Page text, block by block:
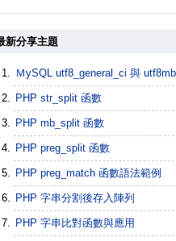
新分享主題
ＭySQL utf8_general_ci 與
PHP str_split 函數
PHP mb_split 函數
PHP preg_split 函數
PHP preg_match 函數語法範例
PHP 字串分割後存入陣列
PHP 字串比對函數與應用